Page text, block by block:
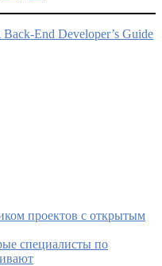
Back-End Developer’s Guide
проектов с открытым
специалисты по